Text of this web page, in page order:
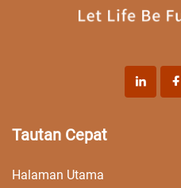
Tautan Cepat
Halaman Utama